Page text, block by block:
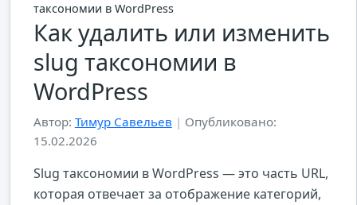
таксономии в WordPress
Как удалить или изменить
slug таксономии в
WordPress
Автор: Тимур Савельев | Опубликовано:
15.02.2026
Slug таксономии в WordPress — это часть URL,
которая отвечает за отображение категорий,